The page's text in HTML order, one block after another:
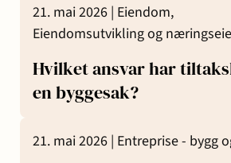
21. mai 2026 | Eiendom,
Eiendomsutvikling og
Hvilket ansvar har
en byggesak?
21. mai 2026 | Entreprise - bygg